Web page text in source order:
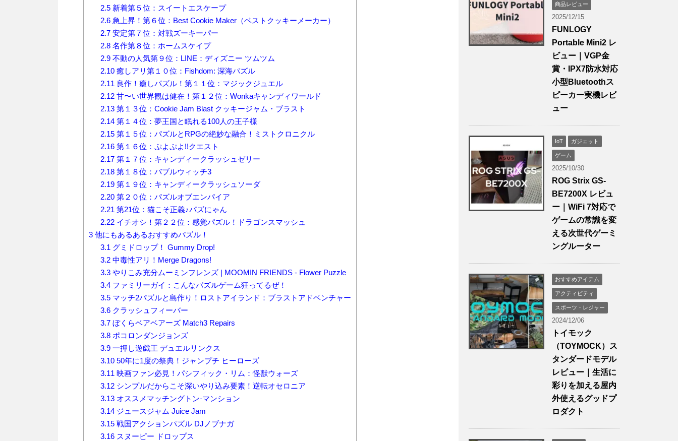
2.5新着第５位：スイートエスケープ
2.6急上昇！第６位：Best Cookie Maker（ベストクッキーメーカー）
2.7安定第７位：対戦ズーキーパー
2.8名作第８位：ホームスケイプ
2.9不動の人気第９位：LINE：ディズニー ツムツム
2.10癒しアリ第１０位：Fishdom: 深海パズル
2.11 良作！癒しパズル！第１１位：マジックジュエル
2.12甘〜い世界観は健在！第１２位：Wonkaキャンディワールド
2.13第１３位：Cookie Jam Blast クッキージャム・ブラスト
2.14第１４位：夢王国と眠れる100人の王子様
2.15第１５位：パズルとRPGの絶妙な融合！ミストクロニクル
2.16第１６位：ぷよぷよ!!クエスト
2.17第１７位：キャンディークラッシュゼリー
2.18第１８位：バブルウィッチ3
2.19第１９位：キャンディークラッシュソーダ
2.20第２０位：パズルオブエンパイア
2.21 第21位：猫こそ正義♪パズにゃん
2.22イチオシ！第２２位：感覚パズル！ドラゴンスマッシュ
3 他にもあるあるおすすめパズル！
3.1 グミドロップ！ Gummy Drop!
3.2中毒性アリ！Merge Dragons!
3.3やりこみ充分ムーミンフレンズ | MOOMIN FRIENDS - Flower Puzzle
3.4ファミリーガイ：こんなパズルゲーム狂ってるぜ！
3.5マッチ2パズルと島作り！ロストアイランド：ブラストアドベンチャー
3.6クラッシュフィーバー
3.7ぼくらベアベアーズ Match3 Repairs
3.8ポコロンダンジョンズ
3.9一押し遊戯王 デュエルリンクス
3.1050年に1度の祭典！ジャンプチ ヒーローズ
3.11 映画ファン必見！パシフィック・リム：怪獣ウォーズ
3.12シンプルだからこそ深いやり込み要素！逆転オセロニア
3.13オススメマッチングトン·マンション
3.14ジュースジャム Juice Jam
3.15戦国アクションパズル DJノブナガ
3.16スヌーピー ドロップス
商品レビュー
2025/12/15
FUNLOGY
Portable Mini2 レ
ビュー｜VGP金
賞・IPX7防水対応
小型Bluetoothス
ピーカー実機レビ
ュー
IoT ガジェット
ゲーム
2025/10/30
ROG Strix GS-
BE7200X レビュ
ー｜WiFi 7対応で
ゲームの常識を変
える次世代ゲーミ
ングルーター
おすすめアイテム
アクティビティ
スポーツ・レジャー
2024/12/06
トイモック
（TOYMOCK）ス
タンダードモデル
レビュー｜生活に
彩りを加える屋内
外使えるグッドプ
ロダクト